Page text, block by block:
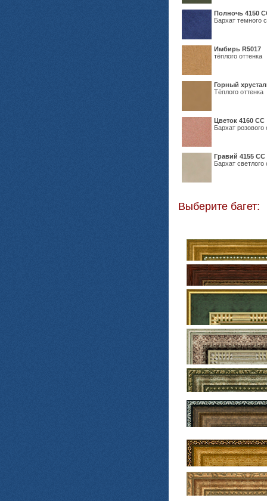
Полночь 4150
Бархат темного
Имбирь R5017
тёплого оттенка
Горный
Тёплого оттенка
Цветок 4160 СС
Бархат розового
Гравий 4155 СС
Бархат светлого
Выберите багет: